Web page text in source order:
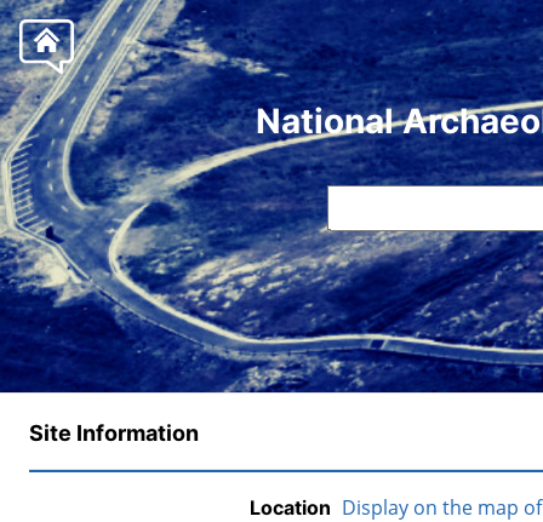
National
Site Information
Location Display on the map